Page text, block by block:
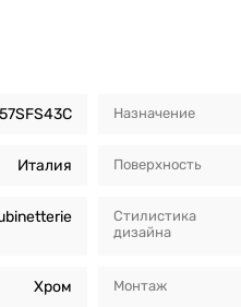
Италия
Хром
Назначение
Поверхность
Стилистика
дизайна
Монтаж